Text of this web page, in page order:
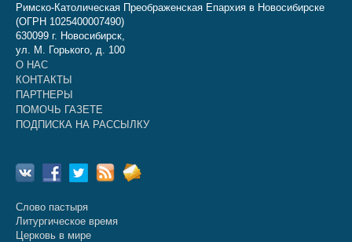
Римско-Католическая Преображенская Епархия в Новосибирске
(ОГРН 1025400007490)
630099 г. Новосибирск,
ул. М. Горького, д. 100
О НАС
КОНТАКТЫ
ПАРТНЕРЫ
ПОМОЧЬ ГАЗЕТЕ
ПОДПИСКА НА РАССЫЛКУ
Слово пастыря
Литургическое время
Церковь в мире